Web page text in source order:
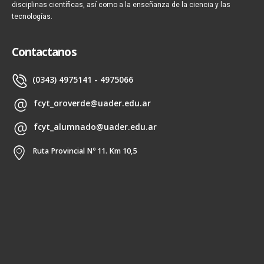
disciplinas científicas, así como a la enseñanza de la ciencia y las
tecnologías.
Contactanos
(0343) 4975141 - 4975066
fcyt_oroverde@uader.edu.ar
fcyt_alumnado@uader.edu.ar
Ruta Provincial Nº 11. Km 10,5